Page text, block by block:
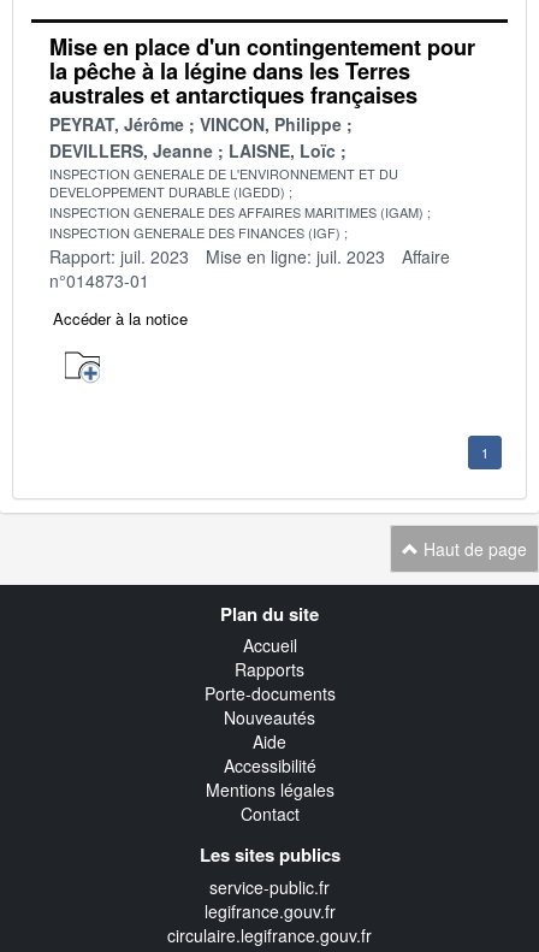
Mise en place d'un contingentement pour
la pêche à la légine dans les Terres
australes et antarctiques françaises
PEYRAT, Jérôme
VINCON, Philippe
DEVILLERS, Jeanne
LAISNE, Loïc
INSPECTION GENERALE DE L'ENVIRONNEMENT ET DU
DEVELOPPEMENT DURABLE (IGEDD)
INSPECTION GENERALE DES AFFAIRES MARITIMES (IGAM)
INSPECTION GENERALE DES FINANCES (IGF)
Rapport: juil. 2023 Mise en ligne: juil. 2023
Affaire
n°014873-01
Accéder à la notice
1
Haut de page
Plan du site
Accueil
Rapports
Porte-documents
Nouveautés
Aide
Accessibilité
Mentions légales
Contact
Les sites publics
service-public.fr
legifrance.gouv.fr
circulaire.legifrance.gouv.fr